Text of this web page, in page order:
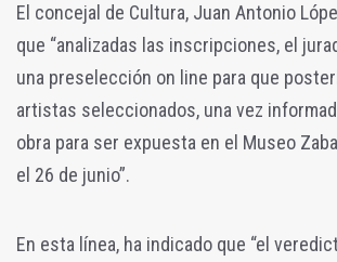
El concejal de Cultura, Juan Antonio
que “analizadas las inscripciones, el
una preselección on line para que
artistas seleccionados, una vez
obra para ser expuesta en el Museo
el 26 de junio”.
En esta línea, ha indicado que “el